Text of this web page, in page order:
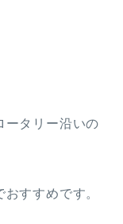
ータリー沿いの
すすめです。